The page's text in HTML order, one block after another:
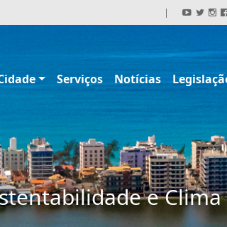
|
Serviços Notícias
e Clima